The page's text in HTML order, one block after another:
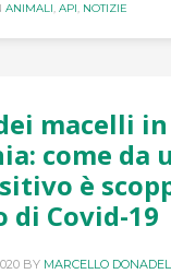
ANIMALI, API, NOTIZIE
macelli in
come da
è
di Covid-19
BY MARCELLO